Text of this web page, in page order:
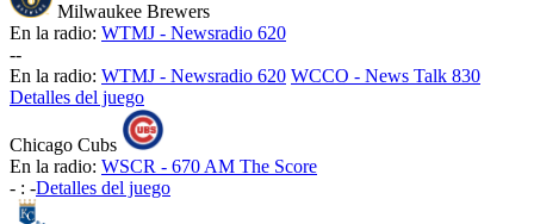
Milwaukee Brewers
En la radio: WTMJ - Newsradio 620
--
En la radio: WTMJ - Newsradio 620 WCCO - News Talk 830
Detalles del juego
Chicago Cubs
En la radio: WSCR - 670 AM The Score
- : -Detalles del juego